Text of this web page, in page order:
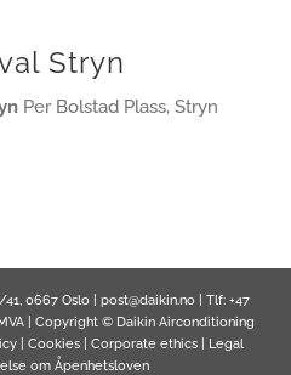
Stryn
Per Bolstad Plass, Stryn
0667 Oslo | post@daikin.no | Tlf: +47
| Copyright © Daikin Airconditioning
Cookies Corporate ethics
Legal
om Åpenhetsloven